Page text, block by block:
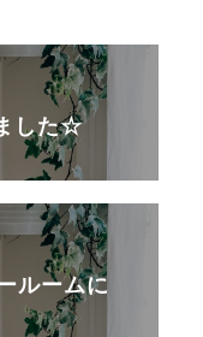
した☆
ルームに